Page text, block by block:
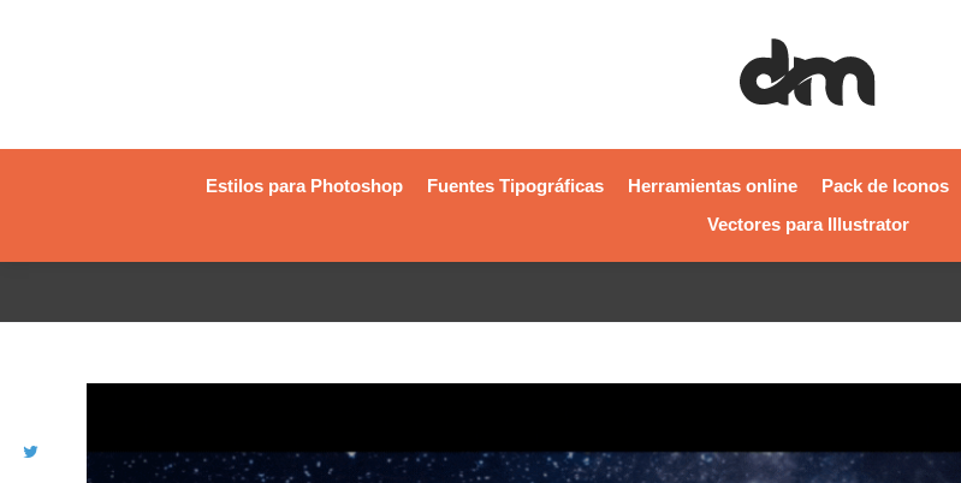
Estilos para Photoshop Fuentes Tipográficas Herramientas online Pack de Iconos
Vectores para Illustrator